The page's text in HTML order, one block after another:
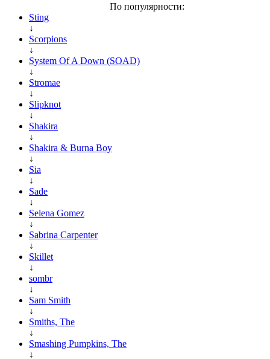
По популярности:
Sting
↓
Scorpions
↓
System Of A Down (SOAD)
↓
Stromae
↓
Slipknot
↓
Shakira
↓
Shakira & Burna Boy
↓
Sia
↓
Sade
↓
Selena Gomez
↓
Sabrina Carpenter
↓
Skillet
↓
sombr
↓
Sam Smith
↓
Smiths, The
↓
Smashing Pumpkins, The
↓